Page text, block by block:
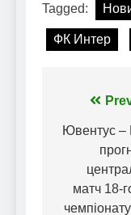
Tagged:
ФК Интер
записів
Ювентус –
матч 18-
чемпіонату